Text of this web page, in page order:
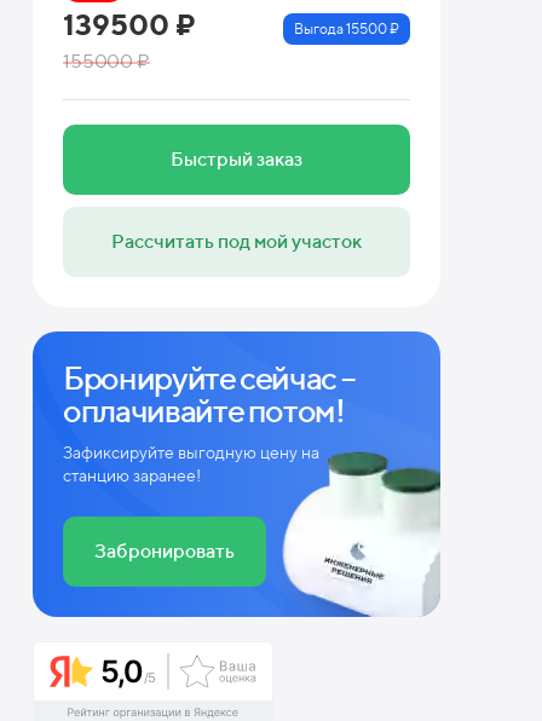
Выгода 15500 ₽
139500 ₽
155000 ₽
Быстрый заказ
Рассчитать под мой участок
Бронируйте сейчас –
оплачивайте потом!
Зафиксируйте выгодную цену на
станцию заранее!
Забронировать